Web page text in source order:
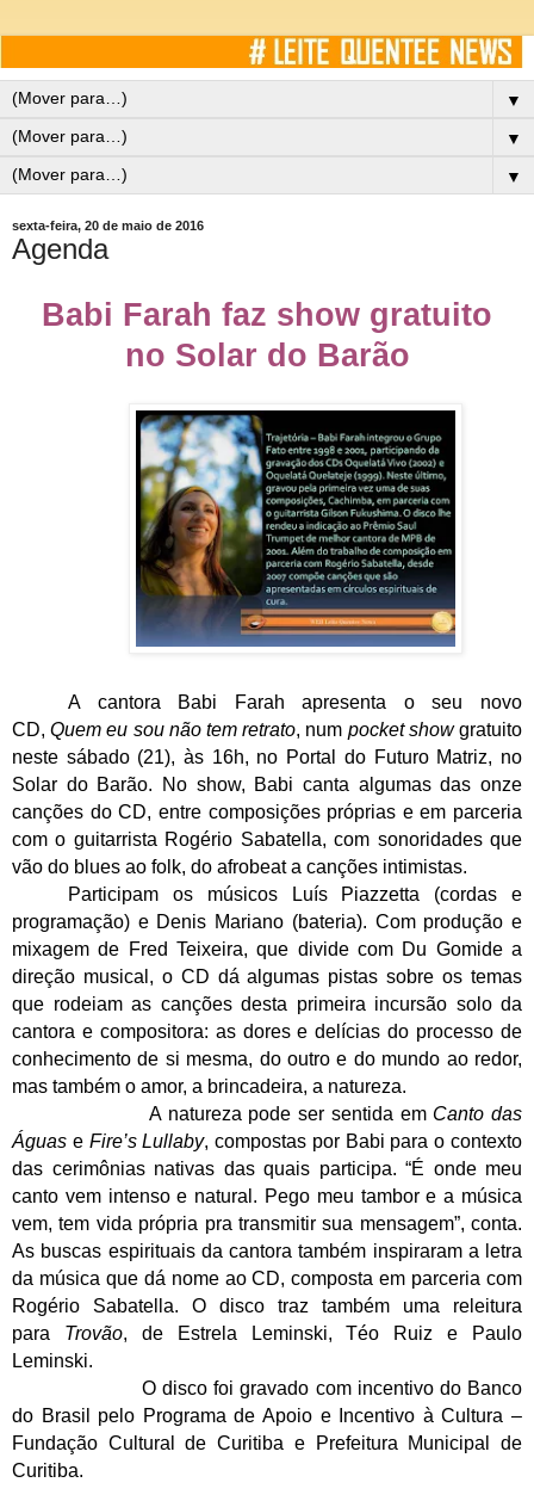
▼
▼
▼
sexta-feira, 20 de maio de 2016
Agenda
Babi Farah faz show gratuito
no Solar do Barão
A cantora Babi Farah apresenta o seu novo
CD, Quem eu sou não tem retrato, num pocket showgratuito
neste sábado (21), às 16h, no Portal do Futuro Matriz, no
Solar do Barão. No show, Babi canta algumas das onze
canções do CD, entre composições próprias e em parceria
com o guitarrista Rogério Sabatella, com sonoridades que
vão do blues ao folk, do afrobeat a canções intimistas.
Participam os músicos Luís Piazzetta (cordas e
programação) e Denis Mariano (bateria). Com produção e
mixagem de Fred Teixeira, que divide com Du Gomide a
direção musical, o CD dá algumas pistas sobre os temas
que rodeiam as canções desta primeira incursão solo da
cantora e compositora: as dores e delícias do processo de
conhecimento de si mesma, do outro e do mundo ao redor,
mas também o amor, a brincadeira, a natureza.
A natureza pode ser sentida em Canto das
Águas e Fire’s Lullaby, compostas porBabi para o contexto
das cerimônias nativas das quais participa. “É onde meu
canto vem intenso e natural. Pego meu tambor e a música
vem, tem vida própria pra transmitir sua mensagem”, conta.
As buscas espirituais da cantora também inspiraram a letra
da música que dá nome ao CD, composta em parceria com
Rogério Sabatella. O disco traz também uma releitura
para
Trovão, de Estrela Leminski, Téo Ruiz e Paulo
Leminski.
O disco foi gravado com incentivo do Banco
do Brasil pelo Programa de Apoio e Incentivo à Cultura –
Fundação Cultural de Curitiba e Prefeitura Municipal de
Curitiba.